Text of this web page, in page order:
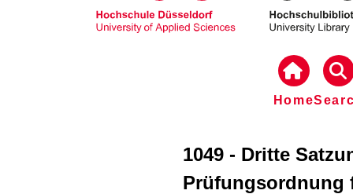
Home
1049 - Dritte
Prüfungsordnung